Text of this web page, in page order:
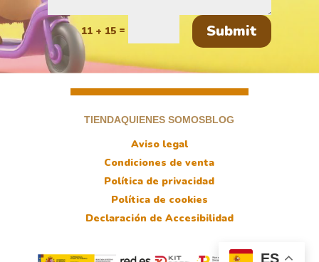
11 + 15= Submit
TIENDAQUIENES SOMOSBLOG
Aviso legal
Condiciones de venta
Política de privacidad
Política de cookies
Declaración de Accesibilidad
ES